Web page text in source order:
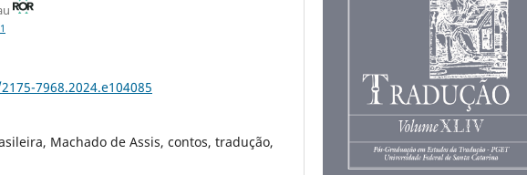
7968.2024.e104085
Machado de Assis, contos, tradução,